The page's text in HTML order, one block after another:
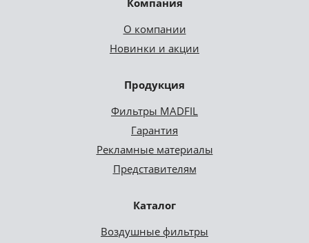
Компания
О компании
Новинки и акции
Продукция
Фильтры MADFIL
Гарантия
Рекламные материалы
Представителям
Каталог
Воздушные фильтры